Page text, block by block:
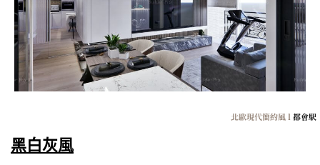
北歐現代簡約風 l都會駅
黑白灰風